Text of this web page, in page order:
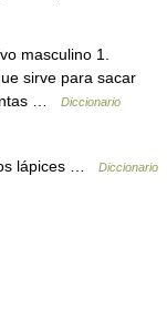
masculino 1.
sirve para sacar
…
Diccionario
lápices …
Diccionario